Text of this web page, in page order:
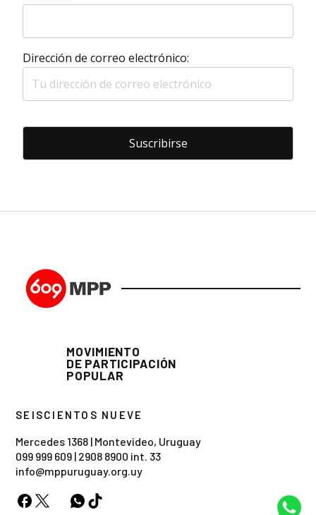
Dirección de correo electrónico:
MOVIMIENTO
DE PARTICIPACIÓN
POPULAR
SEISCIENTOS NUEVE
Mercedes 1368 | Montevideo, Uruguay
099 999 609 | 2908 8900 int. 33
info@mppuruguay.org.uy